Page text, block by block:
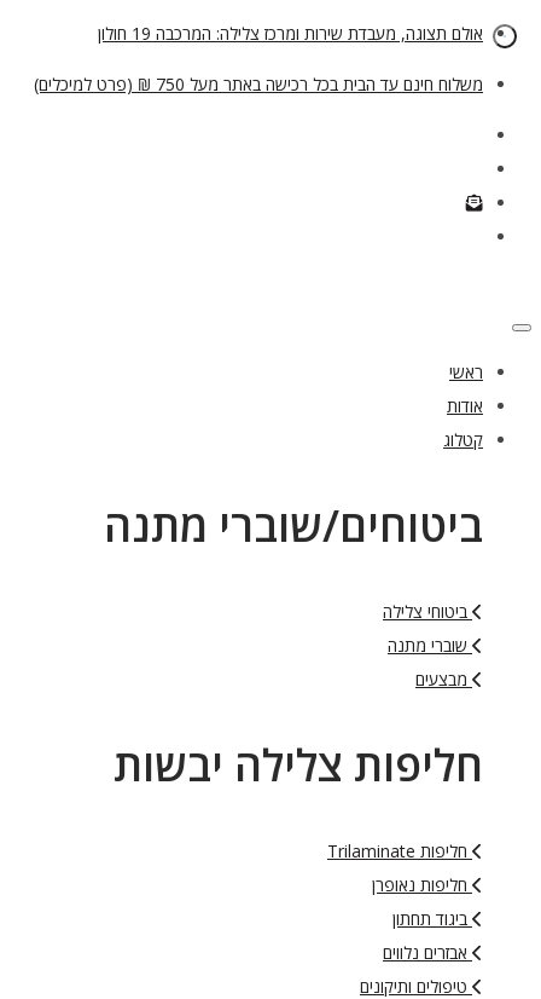
אולם תצוגה, מעבדת שירות ומרכז צלילה: המרכבה 19 חולון
משלוח חינם עד הבית בכל רכישה באתר מעל 750 ₪ (פרט למיכלים)
ראשי
אודות
קטלוג
ביטוחים/שוברי מתנה
ביטוחי צלילה
שוברי מתנה
מבצעים
חליפות צלילה יבשות
חליפות Trilaminate
חליפות נאופרן
ביגוד תחתון
אבזרים נלווים
טיפולים ותיקונים